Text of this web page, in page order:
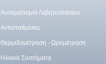
Αυτοματισμοί Λεβητοστασίου
Αντισταθμίσεις
Θερμιδομέτρηση - Ωρομέτρηση
Ηλιακά Συστήματα